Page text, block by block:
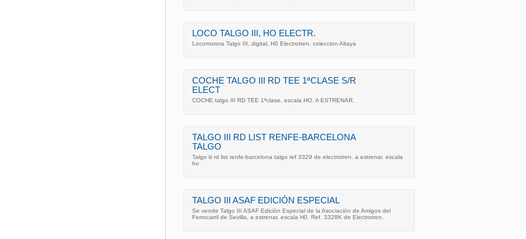
LOCO TALGO III, HO ELECTR.
Locomotora Talgo III, digital, H0 Electrotren, coleccion Altaya
COCHE TALGO III RD TEE 1ªCLASE S/R
ELECT
COCHE talgo III RD TEE 1ªclase, escala HO. A ESTRENAR.
TALGO III RD LIST RENFE-BARCELONA
TALGO
Talgo iii rd list renfe-barcelona talgo ref 3329 de electrotren. a estrenar. escala
ho
TALGO III ASAF EDICIÓN ESPECIAL
Se vende Talgo III ASAF Edición Especial de la Asociación de Amigos del
Ferrocarril de Sevilla, a estrenar, escala H0. Ref. 3328K de Electrotren.